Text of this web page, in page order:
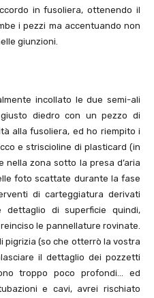
in fusoliera, ottenendo il
i pezzi ma accentuando non
giunzioni.
incollato le due semi-ali
diedro con un pezzo di
alla fusoliera, ed ho riempito i
e striscioline di plasticard (in
zona sotto la presa d’aria
foto scattate durante la fase
di carteggiatura derivati
di superficie quindi,
le pannellature rovinate.
pigrizia (so che otterrò la vostra
il dettaglio dei pozzetti
troppo poco profondi… ed
e cavi, avrei rischiato